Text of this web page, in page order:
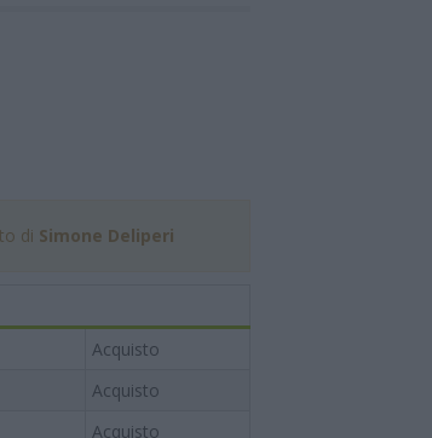
di Simone Deliperi
Acquisto
Acquisto
Acquisto